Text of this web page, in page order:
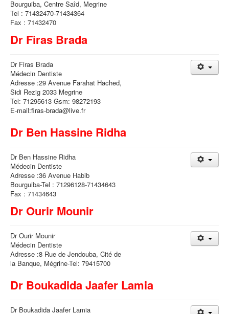
Bourguiba, Centre Saîd, Megrine
Tel : 71432470-71434364
Fax : 71432470
Dr Firas Brada
Dr Firas Brada
Médecin Dentiste
Adresse :29 Avenue Farahat Hached,
Sidi Rezig 2033 Megrine
Tel: 71295613 Gsm: 98272193
E-mail:firas-brada@live.fr
Dr Ben Hassine Ridha
Dr Ben Hassine Ridha
Médecin Dentiste
Adresse :36 Avenue Habib
Bourguiba-Tel : 71296128-71434643
Fax : 71434643
Dr Ourir Mounir
Dr Ourir Mounir
Médecin Dentiste
Adresse :8 Rue de Jendouba, Cité de
la Banque, Mégrine-Tel: 79415700
Dr Boukadida Jaafer Lamia
Dr Boukadida Jaafer Lamia